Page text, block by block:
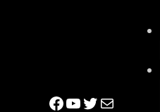
Facebook
YouTube
Twitter
E-mail